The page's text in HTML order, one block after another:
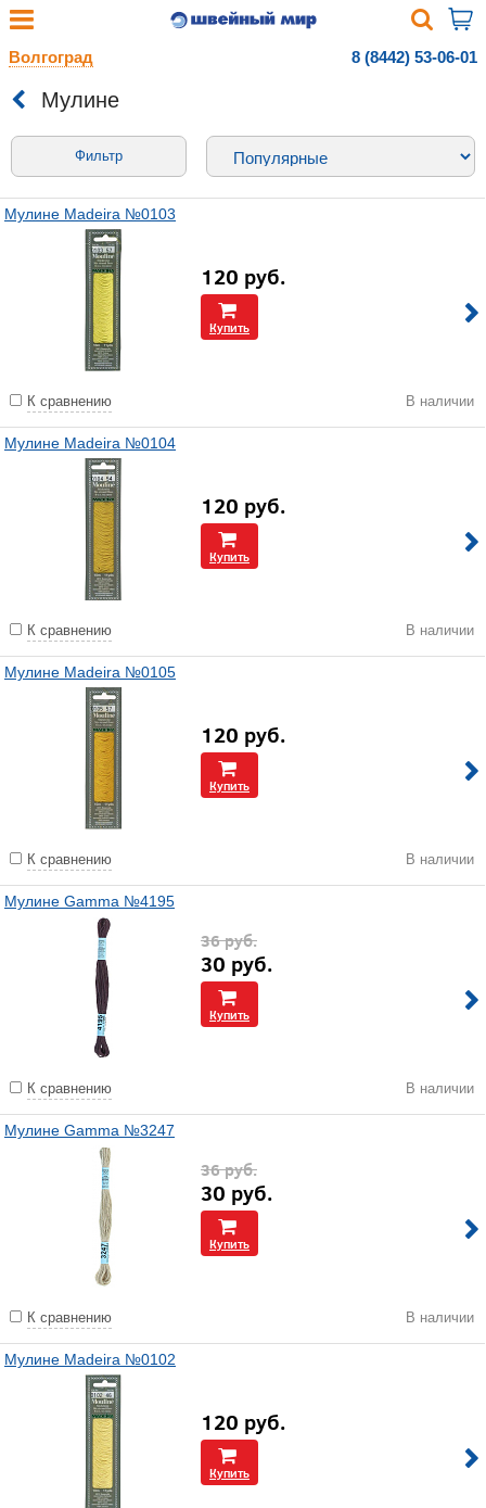
Волгоград 8 (8442) 53-06-01
Мулине
Фильтр
Мулине Madeira №0103
120 руб.
Купить
К сравнению В наличии
Мулине Madeira №0104
120 руб.
Купить
К сравнению В наличии
Мулине Madeira №0105
120 руб.
Купить
К сравнению В наличии
Мулине Gamma №4195
36руб.
30 руб.
Купить
К сравнению В наличии
Мулине Gamma №3247
36руб.
30 руб.
Купить
К сравнению В наличии
Мулине Madeira №0102
120 руб.
Купить